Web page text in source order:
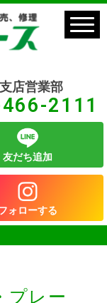
店営業部
2111
友だち追加
ォローする
プレー